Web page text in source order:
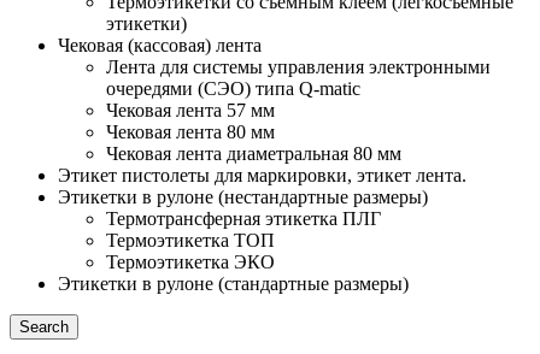
этикетки)
Чековая (кассовая) лента
Лента для системы управления электронными
очередями (СЭО) типа Q-matic
Чековая лента 57 мм
Чековая лента 80 мм
Чековая лента диаметральная 80 мм
Этикет пистолеты для маркировки, этикет лента.
Этикетки в рулоне (нестандартные размеры)
Термотрансферная этикетка ПЛГ
Термоэтикетка ТОП
Термоэтикетка ЭКО
Этикетки в рулоне (стандартные размеры)
Search